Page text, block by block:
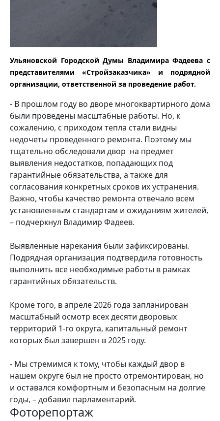
Ульяновской Городской Думы Владимира Фадеева с
представителями «Стройзаказчика» и подрядной
организации, ответственной за проведение работ.
- В прошлом году во дворе многоквартирного дома
были проведены масштабные работы. Но, к
сожалению, с приходом тепла стали видны
недочеты проведенного ремонта. Поэтому мы
тщательно обследовали двор на предмет
выявления недостатков, попадающих под
гарантийные обязательства, а также для
согласования конкретных сроков их устранения.
Важно, чтобы качество ремонта отвечало всем
установленным стандартам и ожиданиям жителей,
– подчеркнул Владимир Фадеев.
Выявленные нарекания были зафиксированы.
Подрядная организация подтвердила готовность
выполнить все необходимые работы в рамках
гарантийных обязательств.
Кроме того, в апреле 2026 года запланирован
масштабный осмотр всех десяти дворовых
территорий 1-го округа, капитальный ремонт
которых был завершен в 2025 году.
- Мы стремимся к тому, чтобы каждый двор в
нашем округе был не просто отремонтирован, но
и оставался комфортным и безопасным на долгие
годы, – добавил парламентарий.
Фоторепортаж